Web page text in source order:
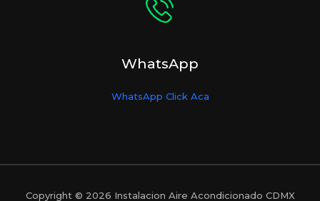
WhatsApp
WhatsApp Click Aca
Copyright © 2026 Instalacion Aire Acondicionado CDMX